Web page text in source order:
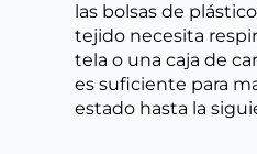
las bolsas de
tejido necesita
tela o una caja de
es suficiente para
estado hasta la